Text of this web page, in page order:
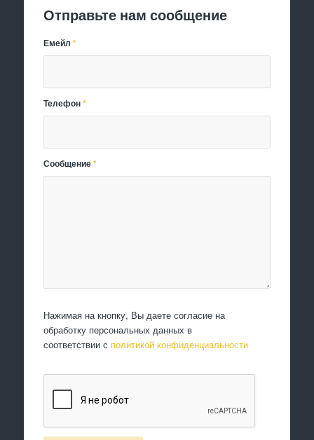
Отправьте нам сообщение
Емейл*
Телефон*
Сообщение*
Нажимая на кнопку, Вы даете согласие на
обработку персональных данных в
соответствии с политикой конфиденциальности